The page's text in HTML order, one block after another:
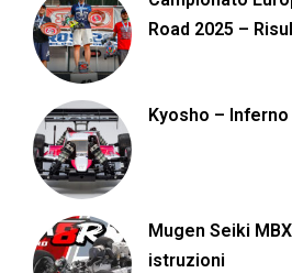
Road 2025 –
Kyosho – Inferno
Mugen Seiki
istruzioni